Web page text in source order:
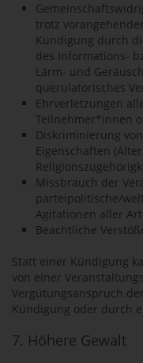
trotz
Kündigung durch
des Informations-
Lärm- und
querulatorisches
Ehrverletzungen
Teilnehmer*innen
Diskriminierung
Eigenschaften
Missbrauch der
parteipolitische/
Agitationen aller Art
Beachtliche
Statt einer Kündigung
von einer
Vergütungsanspruch
Kündigung oder durch
7. Höhere Gewalt